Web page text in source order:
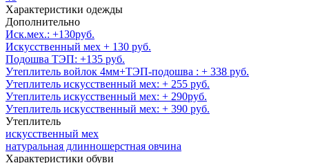
Характеристики одежды
Дополнительно
Иск.мех.: +130руб.
Искусственный мех + 130 руб.
Подошва ТЭП: +135 руб.
Утеплитель войлок 4мм+ТЭП-подошва : + 338 руб.
Утеплитель искусственный мех: + 255 руб.
Утеплитель искусственный мех: + 290руб.
Утеплитель искусственный мех: + 390 руб.
Утеплитель
искусственный мех
натуральная длинношерстная овчина
Характеристики обуви